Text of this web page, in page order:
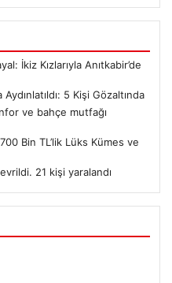
İkiz Kızlarıyla Anıtkabir’de
5 Kişi Gözaltında
ve bahçe mutfağı
Bin TL’lik Lüks Kümes ve
21 kişi yaralandı